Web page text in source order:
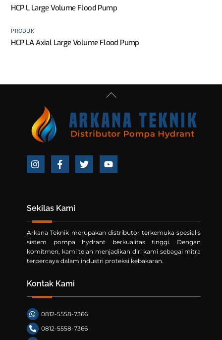
HCP L Large Volume Flood Pump
PRODUK
HCP LA Axial Large Volume Flood Pump
Back
Top
Icon
Icon
Icon
Icon
Sekilas Kami
Arkana Teknik merupakan distributor terkemuka spesialis
sistem pompa hydrant berkualitas tinggi. Dengan
komitmen, kami telah menjadikan diri kami sebagai mitra
terpercaya dalam industri proteksi kebakaran.
Kontak Kami
0812-5558-7366
0812-5558-7366